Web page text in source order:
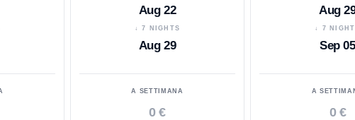
Aug 22
↓ 7 NIGHTS
Aug 29
A SETTIMANA
0 €
Aug
↓ 7
Sep 05
A
0 €